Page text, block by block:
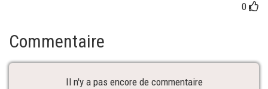
0
Commentaire
Il n'y a pas encore de commentaire